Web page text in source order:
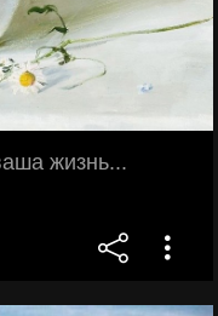
жизнь...